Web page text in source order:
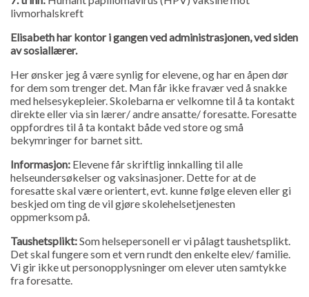
livmorhalskreft
Elisabeth har kontor i gangen ved administrasjonen, ved siden
av sosiallærer.
Her ønsker jeg å være synlig for elevene, og har en åpen dør
for dem som trenger det. Man får ikke fravær ved å snakke
med helsesykepleier. Skolebarna er velkomne til å ta kontakt
direkte eller via sin lærer/ andre ansatte/ foresatte. Foresatte
oppfordres til å ta kontakt både ved store og små
bekymringer for barnet sitt.
Informasjon: Elevene får skriftlig innkalling til alle
helseundersøkelser og vaksinasjoner. Dette for at de
foresatte skal være orientert, evt. kunne følge eleven eller gi
beskjed om ting de vil gjøre skolehelsetjenesten
oppmerksom på.
Taushetsplikt:Som helsepersonell er vi pålagt taushetsplikt.
Det skal fungere som et vern rundt den enkelte elev/ familie.
Vi gir ikke ut personopplysninger om elever uten samtykke
fra foresatte.